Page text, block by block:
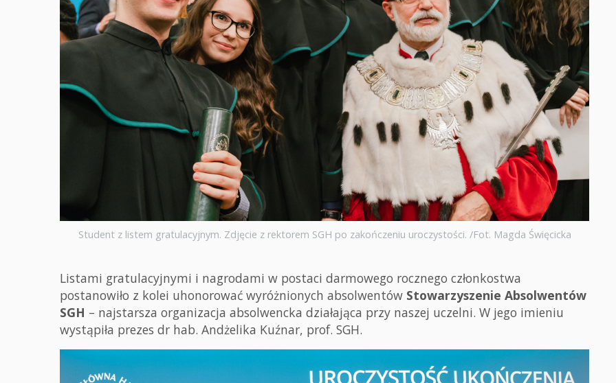
Student z listem gratulacyjnym. Zdjęcie z rektorem SGH po zakończeniu uroczystości. /Fot. Magda Święcicka
Listami gratulacyjnymi i nagrodami w postaci darmowego rocznego członkostwa
postanowiło z kolei uhonorować wyróżnionych absolwentów Stowarzyszenie Absolwentów
SGH – najstarsza organizacja absolwencka działająca przy naszej uczelni. W jego imieniu
wystąpiła prezes dr hab. Andżelika Kuźnar, prof. SGH.